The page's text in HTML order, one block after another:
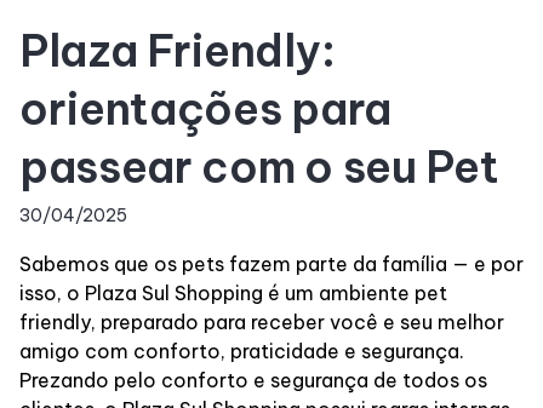
Fique por Dentro
Lojas e Restaurantes
Lojas
Alimentação
Delivery de Alimentação
Plaza Friendly:
orientações para
passear com o seu Pet
30/04/2025
Sabemos que os pets fazem parte da família — e por
isso, o Plaza Sul Shopping é um ambiente pet
friendly, preparado para receber você e seu melhor
amigo com conforto, praticidade e segurança.
Prezando pelo conforto e segurança de todos os